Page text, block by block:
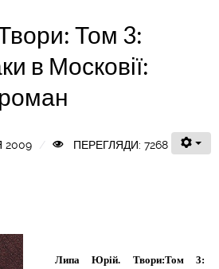
Том 3:
в Московії:
2009 ПЕРЕГЛЯДИ: 7268
Липа Юрій. Твори:Том 3: